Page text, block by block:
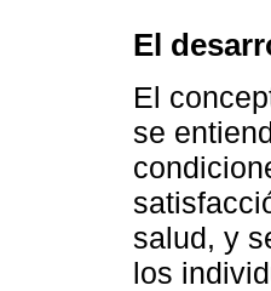
El
El
se
salud, y
los